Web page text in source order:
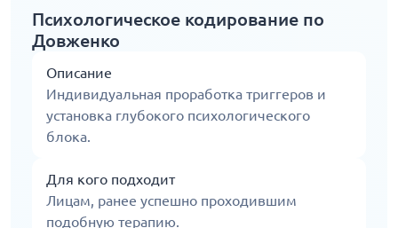
Психологическое кодирование по
Довженко
Описание
Индивидуальная проработка триггеров и
установка глубокого психологического
блока.
Для кого подходит
Лицам, ранее успешно проходившим
подобную терапию.